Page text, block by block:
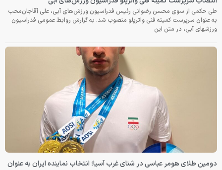
طی حکمی از سوی محسن رضوانی رئیس فدراسیون ورزش‌های آبی، علی آقاجان‌محب
به عنوان سرپرست کمیته فنی واترپلو منصوب شد. به گزارش روابط عمومی فدراسیون
ورزشهای آبی، در متن این
دومین طلای هومر عباسی در شنای غرب آسیا؛ انتخاب نماینده ایران به عنوان